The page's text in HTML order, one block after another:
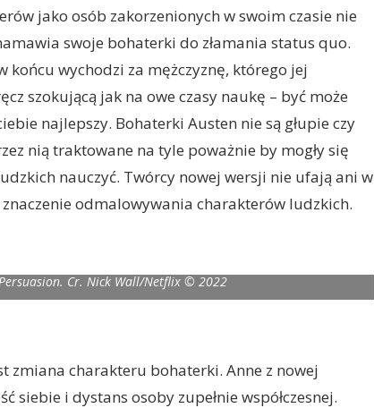
jako osób zakorzenionych w swoim czasie nie
swoje bohaterki do złamania status quo.
końcu wychodzi za mężczyznę, którego jej
szokującą jak na owe czasy naukę – być może
najlepszy. Bohaterki Austen nie są głupie czy
nią traktowane na tyle poważnie by mogły się
nauczyć. Twórcy nowej wersji nie ufają ani w
odmalowywania charakterów ludzkich.
Cr. Nick Wall/Netflix © 2022
zmiana charakteru bohaterki. Anne z nowej
siebie i dystans osoby zupełnie współczesnej.